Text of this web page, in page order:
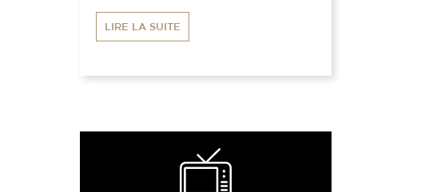
LIRE LA SUITE